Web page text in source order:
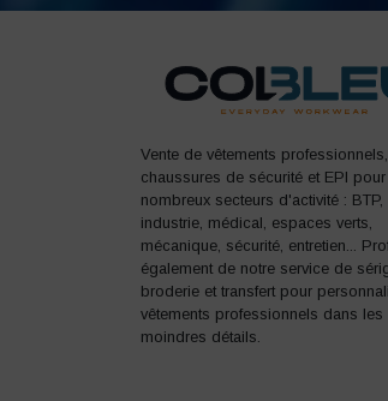
Vente de vêtements professionnels,
chaussures de sécurité et EPI
nombreux secteurs d'activité : BTP,
industrie, médical, espaces verts,
mécanique, sécurité, entretien...
également de notre service de
broderie et transfert pour
vêtements professionnels dans les
moindres détails.